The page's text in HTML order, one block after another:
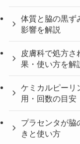
体質と脇の黒
影響を解説
皮膚科で処方
果・使い方を解
ケミカルピー
用・回数の目安
プラセンタが
きと使い方